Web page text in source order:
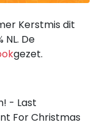
Kerstmis dit
NL. De
gezet.
- Last
For Christmas